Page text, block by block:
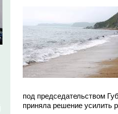
под председательством
приняла решение усилить